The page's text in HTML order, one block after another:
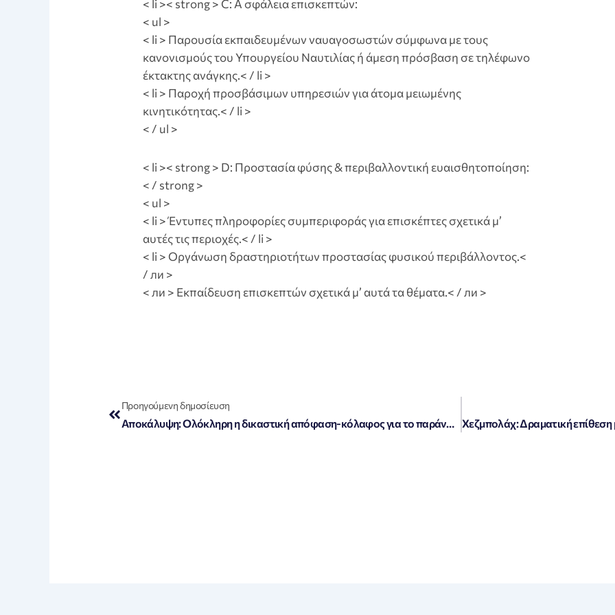
< li >< strong > C: A σφάλεια επισκεπτών:
< ul >
< li > Παρουσία εκπαιδευμένων ναυαγοσωστών σύμφωνα με τους
κανονισμούς του Υπουργείου Ναυτιλίας ή άμεση πρόσβαση σε τηλέφωνο
έκτακτης ανάγκης.< / li >
< li > Παροχή προσβάσιμων υπηρεσιών για άτομα μειωμένης
κινητικότητας.< / li >
< / ul >
< li >< strong > D: Προστασία φύσης & περιβαλλοντική ευαισθητοποίηση:
< / strong >
< ul >
< li > Έντυπες πληροφορίες συμπεριφοράς για επισκέπτες σχετικά μ’
αυτές τις περιοχές.< / li >
< li > Οργάνωση δραστηριοτήτων προστασίας φυσικού περιβάλλοντος.<
/ ли >
< ли > Εκπαίδευση επισκεπτών σχετικά μ’ αυτά τα θέματα.< / ли >
Προηγούμενη δημοσίευση
Αποκάλυψη: Ολόκληρη η δικαστική απόφαση-κόλαφος για το παράνομο «χαράτσι» των τραπεζών